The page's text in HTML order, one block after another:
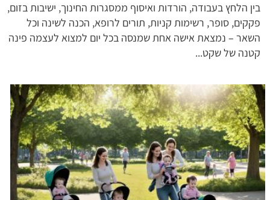
בין הלחץ בעבודה, הורדות ואיסוף ממסגרות החינוך, ישיבות בזום,
פקקים, סופר, רשימות קניות, תורים לרופא, הכנה לשינה וכל
השאר – נמצאת אישה אחת שמנסה בכל יום למצוא לעצמה פינה
קטנה של שקט...